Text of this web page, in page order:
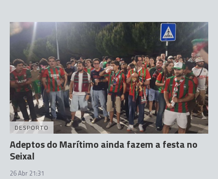
DESPORTO
Adeptos do Marítimo ainda fazem a festa no
Seixal
26 Abr 21:31